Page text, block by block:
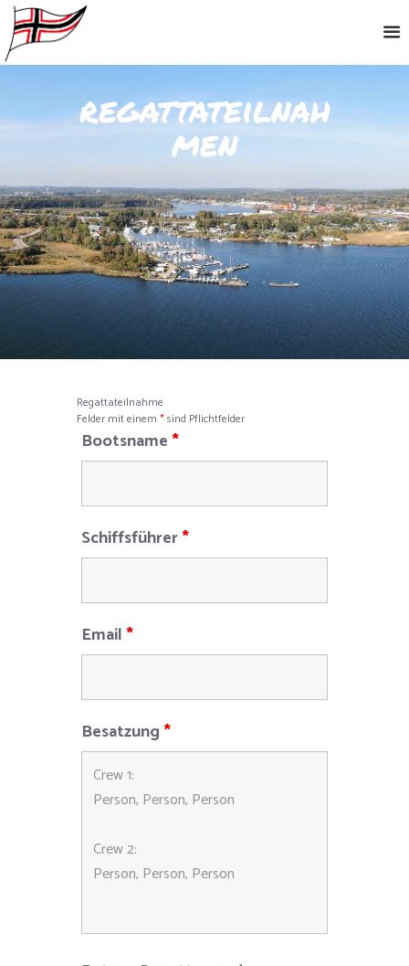
regattateilnah
men
Regattateilnahme
Felder mit einem *sind Pflichtfelder
Bootsname*
Schiffsführer*
Email*
Besatzung*